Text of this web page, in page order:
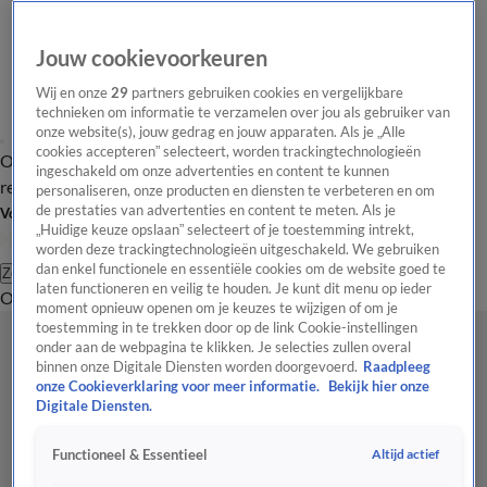
Overzicht Laatste nieuws Regionieuws Het beste van Hart
Tip de
redactie
Volg Hart van Nederland
Zoeken
OverzichtRegioUitzendingenWeerTip de redactiePanelVideo's
Jouw cookievoorkeuren
Wij en onze29 partners gebruiken cookies en vergelijkbare
technieken om informatie te verzamelen over jou als gebruiker van
onze website(s), jouw gedrag en jouw apparaten. Als je „Alle
cookies accepteren” selecteert, worden trackingtechnologieën
ingeschakeld om onze advertenties en content te kunnen
personaliseren, onze producten en diensten te verbeteren en om
de prestaties van advertenties en content te meten. Als je
„Huidige keuze opslaan” selecteert of je toestemming intrekt,
worden deze trackingtechnologieën uitgeschakeld. We gebruiken
dan enkel functionele en essentiële cookies om de website goed te
laten functioneren en veilig te houden. Je kunt dit menu op ieder
moment opnieuw openen om je keuzes te wijzigen of om je
toestemming in te trekken door op de link Cookie-instellingen
onder aan de webpagina te klikken. Je selecties zullen overal
binnen onze Digitale Diensten worden doorgevoerd. Raadpleeg
onze Cookieverklaring voor meer informatie.
Bekijk hier onze
Digitale Diensten.
Functioneel & Essentieel Altijd actief